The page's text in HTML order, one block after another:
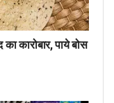
कारोबार, पाये बोस